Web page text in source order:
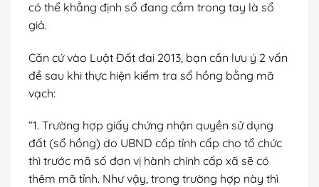
có thể khẳng định sổ đang cầm trong tay là sổ
giả.
Căn cứ vào Luật Đất đai 2013, bạn cần lưu ý 2 vấn
đề sau khi thực hiện kiểm tra sổ hồng bằng mã
vạch:
“1. Trường hợp giấy chứng nhận quyền sử dụng
đất (sổ hồng) do UBND cấp tỉnh cấp cho tổ chức
thì trước mã số đơn vị hành chính cấp xã sẽ có
thêm mã tỉnh. Như vậy, trong trường hợp này thì